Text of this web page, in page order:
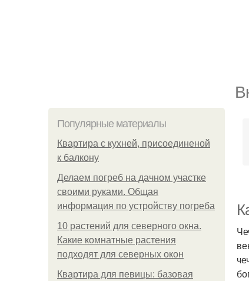
Популярные материалы
Квартира с кухней, присоединеной
к балкону
Делаем погреб на дачном участке
своими руками. Общая
информация по устройству погреба
10 растений для северного окна.
Какие комнатные растения
подходят для северных окон
Квартира для певицы: базовая